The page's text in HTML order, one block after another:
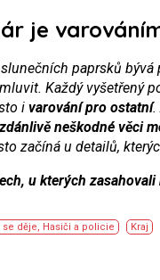
je
paprsků
Každý vyšetřený
i varování pro ostatní.
neškodné věci
začíná u detailů,
u kterých
se děje, Hasiči a policie Kraj